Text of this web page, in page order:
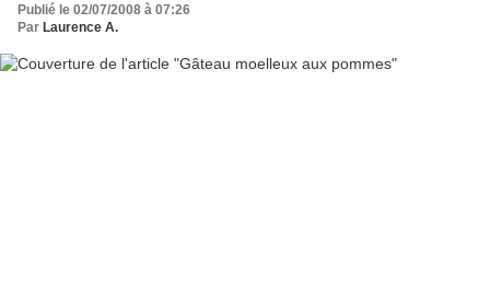
Publié le 02/07/2008 à 07:26
Par Laurence A.